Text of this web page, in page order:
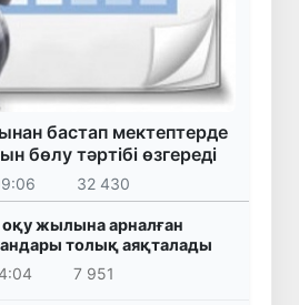
бастап мектептерде
бөлу тәртібі өзгереді
32 430
оқу жылына арналған
толық аяқталады
7 951